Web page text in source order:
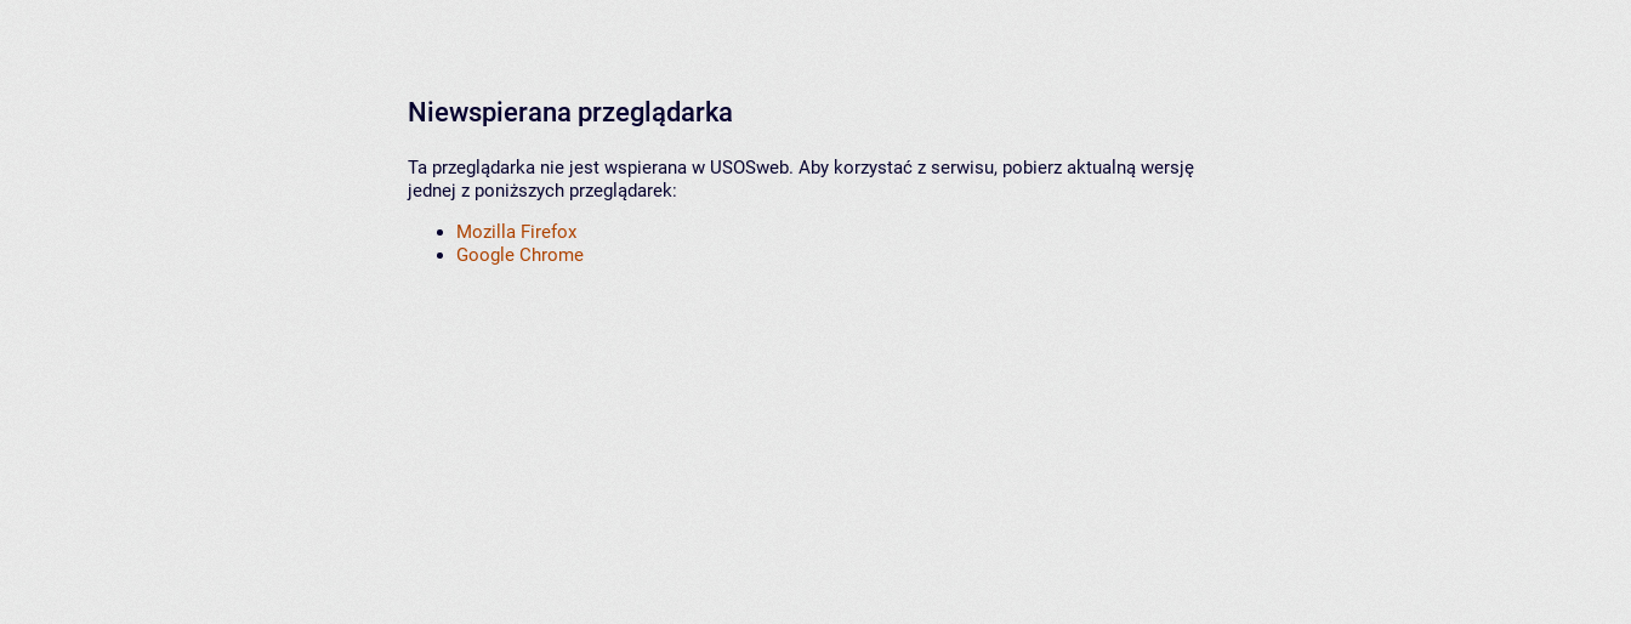
Niewspierana przeglądarka
Ta przeglądarka nie jest wspierana w USOSweb. Aby korzystać z serwisu, pobierz aktualną wersję
jednej z poniższych przeglądarek:
Mozilla Firefox
Google Chrome